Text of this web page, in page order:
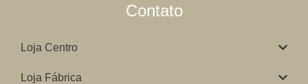
Contato
Loja Centro
Loja Fábrica